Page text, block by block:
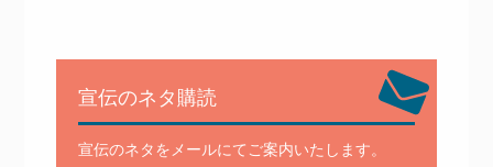
宣伝のネタ購読
宣伝のネタをメールにてご案内いたします。